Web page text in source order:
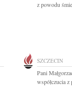
z powodu
SZCZECIN
Pani
współczucia